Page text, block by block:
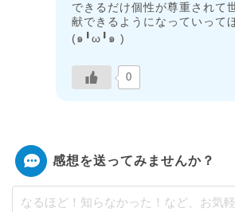
できるだけ個性が尊重されて
献できるようになっていって
(๑╹ω╹๑ )
0
感想を送ってみませんか？